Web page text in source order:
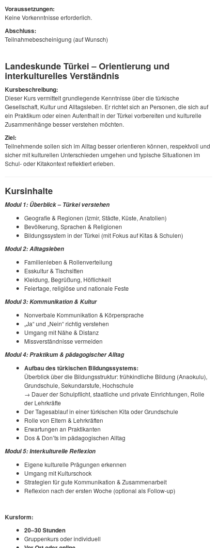
Voraussetzungen:
Keine Vorkenntnisse erforderlich.
Abschluss:
Teilnahmebescheinigung (auf Wunsch)
Landeskunde Türkei – Orientierung und
interkulturelles Verständnis
Kursbeschreibung:
Dieser Kurs vermittelt grundlegende Kenntnisse über die türkische
Gesellschaft, Kultur und Alltagsleben. Er richtet sich an Personen, die sich auf
ein Praktikum oder einen Aufenthalt in der Türkei vorbereiten und kulturelle
Zusammenhänge besser verstehen möchten.
Ziel:
Teilnehmende sollen sich im Alltag besser orientieren können, respektvoll und
sicher mit kulturellen Unterschieden umgehen und typische Situationen im
Schul- oder Kitakontext reflektiert erleben.
Kursinhalte
Modul 1: Überblick – Türkei verstehen
Geografie & Regionen (Izmir, Städte, Küste, Anatolien)
Bevölkerung, Sprachen & Religionen
Bildungssystem in der Türkei (mit Fokus auf Kitas & Schulen)
Modul 2: Alltagsleben
Familienleben & Rollenverteilung
Esskultur & Tischsitten
Kleidung, Begrüßung, Höflichkeit
Feiertage, religiöse und nationale Feste
Modul 3: Kommunikation & Kultur
Nonverbale Kommunikation & Körpersprache
„Ja“ und „Nein“ richtig verstehen
Umgang mit Nähe & Distanz
Missverständnisse vermeiden
Modul 4: Praktikum & pädagogischer Alltag
Aufbau des türkischen Bildungssystems:
Überblick über die Bildungsstruktur: frühkindliche Bildung (Anaokulu),
Grundschule, Sekundarstufe, Hochschule
→ Dauer der Schulpflicht, staatliche und private Einrichtungen, Rolle
der Lehrkräfte
Der Tagesablauf in einer türkischen Kita oder Grundschule
Rolle von Eltern & Lehrkräften
Erwartungen an Praktikanten
Dos & Don’ts im pädagogischen Alltag
Modul 5: Interkulturelle Reflexion
Eigene kulturelle Prägungen erkennen
Umgang mit Kulturschock
Strategien für gute Kommunikation & Zusammenarbeit
Reflexion nach der ersten Woche (optional als Follow-up)
Kursform:
20–30 Stunden
Gruppenkurs oder individuell